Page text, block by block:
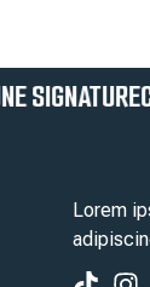
SIGNATURE
Lorem